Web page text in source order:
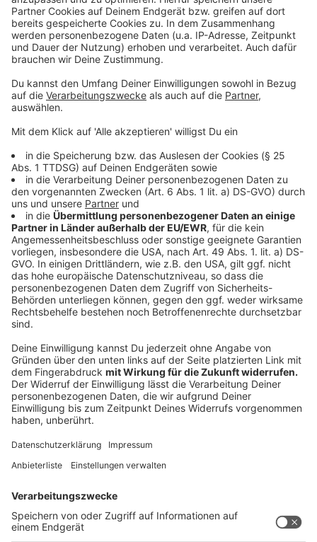
sind.
Als alleiniger Indikator sollte der BMI deshalb niemals
stehen, es gibt weitere Rechner, die ein besseres Bild
oder der Body-Shape-Index.
So hat das Landesamt für Statistiken die
Daten erhoben
Anzeige
Das Landesamt für Statistiken in NRW teilt mit: "Der
hier zur Definition von Übergewicht herangezogene
Body-Mass- Index (BMI) ist eine Maßzahl für die
Bewertung des Körpergewichts eines Menschen in
Relation zu seiner Körpergröße (Gewicht dividiert
durch Größe zum Quadrat). Die vorgestellten
Ergebnisse zu Personen mit Übergewicht basieren auf
einer Unterstichprobe des Mikrozensus. Sie beruhen
auf freiwilligen Selbstauskünften volljähriger Personen
in privaten Haushalten. Der Mikrozensus wurde 2020
methodisch neu gestaltet. Die Ergebnisse für die
Jahre 2020 und 2021 sind deshalb nur eingeschränkt
mit denen aus den Vorjahren vergleichbar."
Autor: Joachim Schultheis
Anzeige